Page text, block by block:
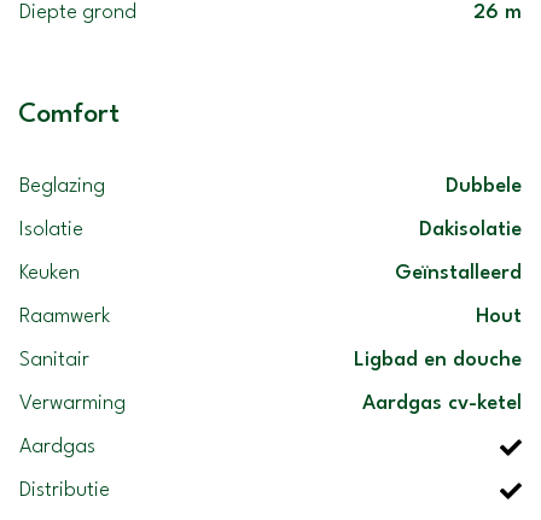
Diepte grond 26 m
Comfort
Beglazing Dubbele
Isolatie Dakisolatie
Keuken Geïnstalleerd
Raamwerk Hout
Sanitair Ligbad en douche
Verwarming Aardgas cv-ketel
Aardgas
Distributie